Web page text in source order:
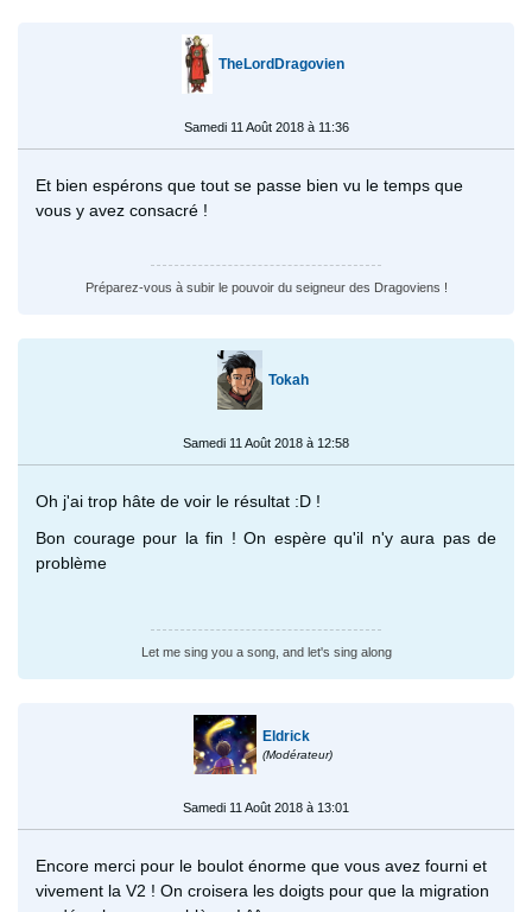
TheLordDragovien
Samedi 11 Août 2018 à 11:36
Et bien espérons que tout se passe bien vu le temps que
vous y avez consacré !
Préparez-vous à subir le pouvoir du seigneur des Dragoviens !
Tokah
Samedi 11 Août 2018 à 12:58
Oh j'ai trop hâte de voir le résultat :D !
Bon courage pour la fin ! On espère qu'il n'y aura pas de
problème
Let me sing you a song, and let's sing along
Eldrick
(Modérateur)
Samedi 11 Août 2018 à 13:01
Encore merci pour le boulot énorme que vous avez fourni et
vivement la V2 ! On croisera les doigts pour que la migration